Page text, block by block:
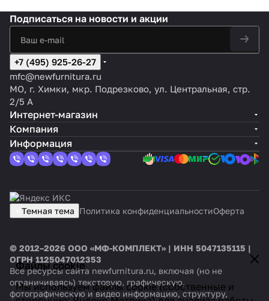
Файлы cookie
Мы используем файлы cookie (собственные и
Подписаться на новости и акции
+7 (495) 925-26-27
mfc@newfurnitura.ru
МО, г. Химки, мкр. Подрезково, ул. Центральная, стр.
2/5 А
Интернет-магазин
Компания
Информация
Темная тема Политика конфиденциальностиОферта
© 2012–2026 ООО «МФ-КОМПЛЕКТ» | ИНН 5047135115 |
ОГРН 1125047012353
Все ресурсы сайта newfurnitura.ru, включая (но не
ограничиваясь) текстовую, графическую,
фотографическую и видео информацию, структуру,